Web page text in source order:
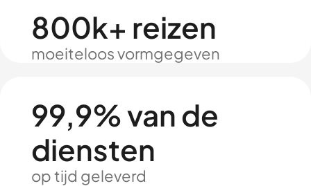
800k+ reizen
moeiteloos vormgegeven
99,9% van de
diensten
op tijd geleverd